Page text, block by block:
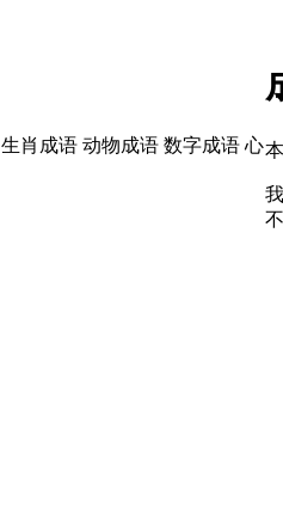
生肖成语 动物成语 数字成语 心